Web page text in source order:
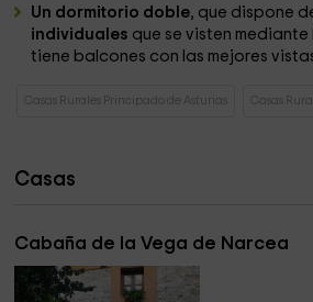
Un dormitorio doble, que dispone
individuales que se visten mediante
tiene balcones con las mejores
Casas Rurales Principado de Asturias Casas
Casas
Cabaña de la Vega de Narcea